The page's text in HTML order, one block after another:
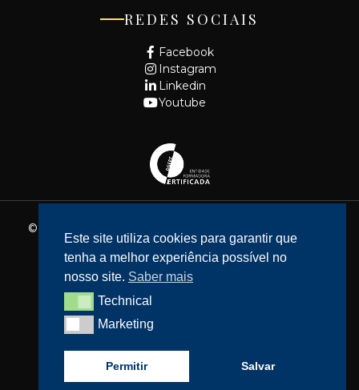
Este site utiliza cookies para garantir que
tenha a melhor experiência possível no
nosso site. Saber mais
TechnicalTechnical
MarketingMarketing
Permitir Salvar
REDES SOCIAIS
Facebook
Instagram
Linkedin
Youtube
© 2026 - Fundação Cidade de Lisboa. Todos os direitos
reservados.
Website feito porBean Web Developer
Livro de Reclamações
Política de privacidade
Acessibilidade
Política de cookies